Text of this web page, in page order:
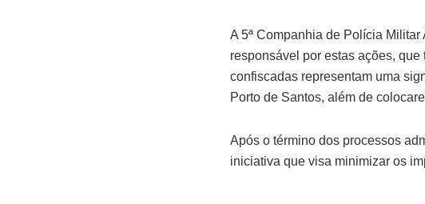
A 5ª Companhia de Polícia
responsável por estas ações,
confiscadas representam uma
Porto de Santos, além de
Após o término dos processos
iniciativa que visa minimizar os